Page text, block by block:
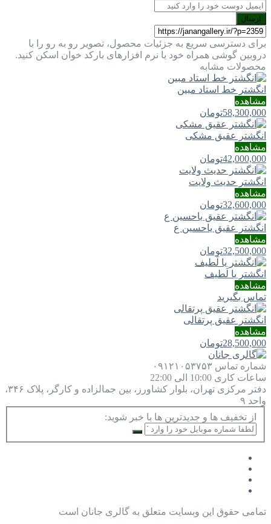
ارسال
برای دسترسی سریع به جزئیات محصول، تصویر رو به رو را با
دروبین گوشی همراه خود یا نرم افزارهای بارکد خوان اسکن کنید.
محصولات مشابه
انگشتر خط استاد مبین
مشاهده
58,300,000تومان
انگشتر عقیق مشکی
مشاهده
42,000,000تومان
انگشتر حدیث ولایت
مشاهده
32,600,000تومان
انگشتر عقیق یاحسین ع
مشاهده
32,500,000تومان
انگشتر یا لَطيف
مشاهده
تماس بگیرید
انگشتر عقیق پرتقالی
مشاهده
28,500,000تومان
شماره تماس ۰۹۱۲۱۰۵۳۷۵۳
ساعات کاری 10:00 الی 22:00
دفتر مرکزی
تهران، بلوار کشاورز، بین جمالزاده و کارگر، پلاک ۳۴۶،
واحد ۹
از تخفیف ها و جدیدترین ها با خبر شوید:
تمامی حقوق این وبسایت متعلق به گالری جانان است